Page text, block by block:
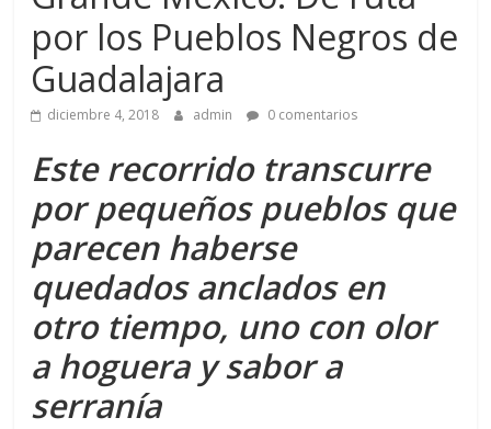
por los Pueblos Negros de
Guadalajara
diciembre 4, 2018 admin 0 comentarios
Este recorrido transcurre
por pequeños pueblos que
parecen haberse
quedados anclados en
otro tiempo, uno con olor
a hoguera y sabor a
serranía